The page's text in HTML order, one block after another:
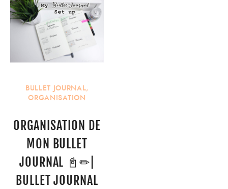
BULLET JOURNAL,
ORGANISATION
ORGANISATION DE
MON BULLET
JOURNAL 📓✏|
BULLET JOURNAL